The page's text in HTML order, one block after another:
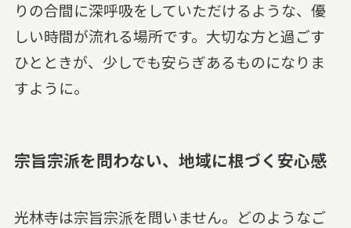
りの合間に深呼吸をしていただけるような、優
しい時間が流れる場所です。大切な方と過ごす
ひとときが、少しでも安らぎあるものになりま
すように。
宗旨宗派を問わない、地域に根づく安心感
光林寺は宗旨宗派を問いません。どのようなご